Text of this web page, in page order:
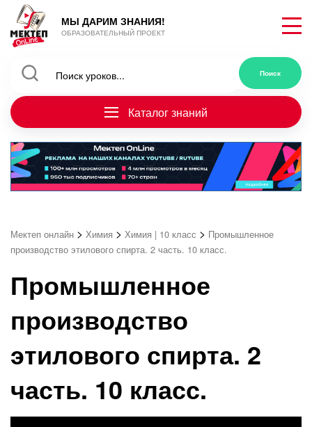
МЫ ДАРИМ ЗНАНИЯ!
ОБРАЗОВАТЕЛЬНЫЙ ПРОЕКТ
Каталог знаний
Мектеп онлайн > Химия > Химия | 10 класс > Промышленное
производство этилового спирта. 2 часть. 10 класс.
Промышленное
производство
этилового спирта. 2
часть. 10 класс.